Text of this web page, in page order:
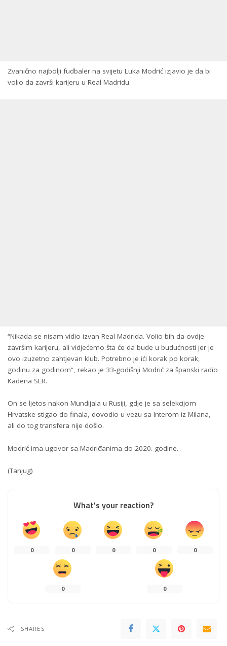
Zvanično najbolji fudbaler na svijetu Luka Modrić izjavio je da bi
volio da završi karijeru u Real Madridu.
“Nikada se nisam vidio izvan Real Madrida. Volio bih da ovdje
završim karijeru, ali vidjećemo šta će da bude u budućnosti jer je
ovo izuzetno zahtjevan klub. Potrebno je ići korak po korak,
godinu za godinom”, rekao je 33-godišnji Modrić za španski radio
Kadena SER.
On se ljetos nakon Mundijala u Rusiji, gdje je sa selekcijom
Hrvatske stigao do finala, dovodio u vezu sa Interom iz Milana,
ali do tog transfera nije došlo.
Modrić ima ugovor sa Madriđanima do 2020. godine.
(Tanjug)
What's your reaction?
0 0 0 0 0
0 0
SHARES